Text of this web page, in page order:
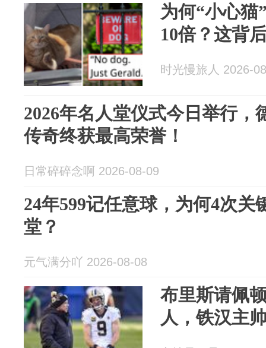
为何“小心猫
10倍？这背
时光慢旅人 2026-
2026年名人堂仪式今日举行，
传奇终获最高荣誉！
日常碎碎念啊 2026-08-09
24年599记任意球，为何4次关
堂？
元气满分吖 2026-08-08
布里斯请佩
人，铁汉主